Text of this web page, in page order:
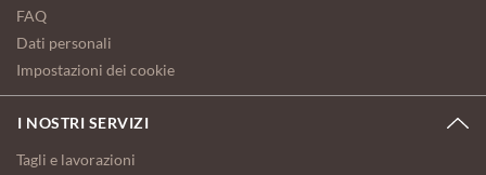
FAQ
Dati personali
Impostazioni dei cookie
I NOSTRI SERVIZI
Tagli e lavorazioni